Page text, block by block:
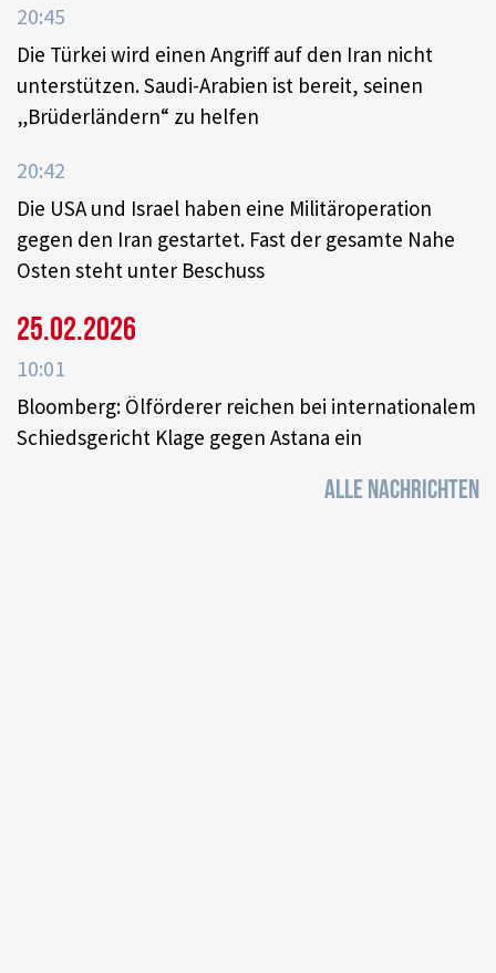
20:45
Die Türkei wird einen Angriff auf den Iran nicht
unterstützen. Saudi-Arabien ist bereit, seinen
„Brüderländern“ zu helfen
20:42
Die USA und Israel haben eine Militäroperation
gegen den Iran gestartet. Fast der gesamte Nahe
Osten steht unter Beschuss
25.02.2026
10:01
Bloomberg: Ölförderer reichen bei internationalem
Schiedsgericht Klage gegen Astana ein
ALLE NACHRICHTEN